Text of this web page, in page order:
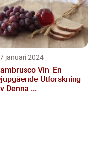
januari 2024
Vin: En
Utforskning
Denna ...